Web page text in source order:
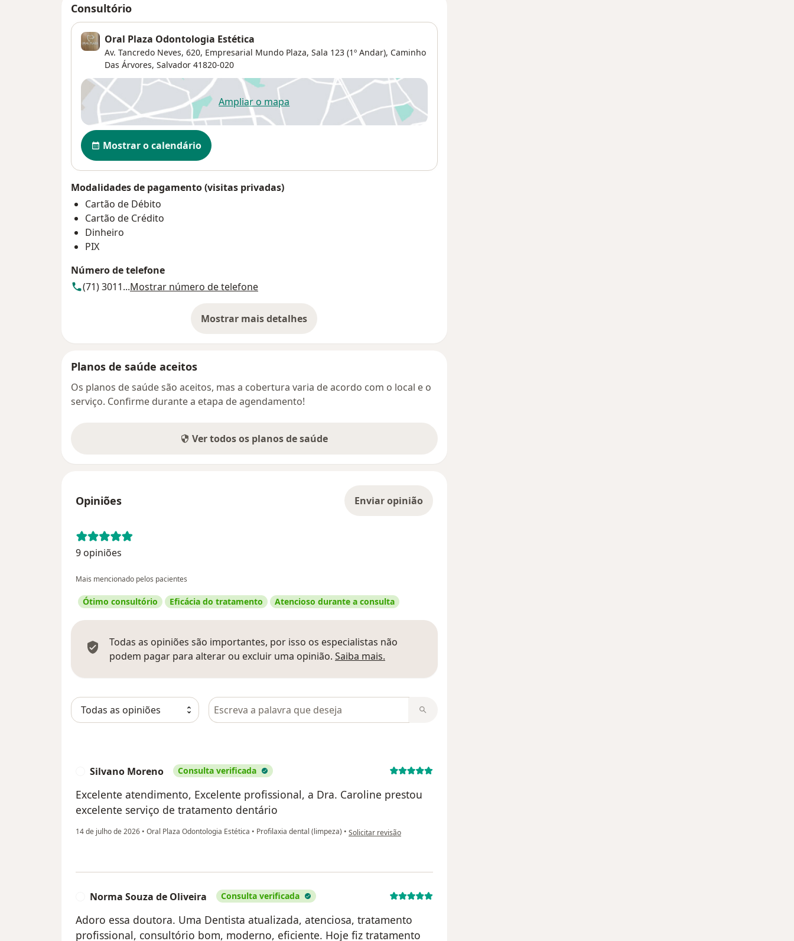
Consultório
Oral Plaza Odontologia Estética
Av. Tancredo Neves, 620, Empresarial Mundo Plaza, Sala 123 (1º Andar), Caminho
Das Árvores, Salvador 41820-020
Ampliar o mapaabre num novo separador
Disponibilidade
Mostrar o calendário
Modalidades de pagamento (visitas privadas)
Cartão de Débito
Cartão de Crédito
Dinheiro
PIX
Número de telefone
(71) 3011...Mostrar número de telefone
Mostrar mais detalhes
sobre o endereço
Planos de saúde aceitos
Os planos de saúde são aceitos, mas a cobertura varia de acordo com o local e o
serviço. Confirme durante a etapa de agendamento!
Ver todos os planos de saúde
Opiniões Enviar opinião
9 opiniões
Mais mencionado pelos pacientes
Ótimo consultório Eficácia do tratamento Atencioso durante a consulta
Todas as opiniões são importantes, por isso os especialistas não
podem pagar para alterar ou excluir uma opinião. Saiba mais.
Pesquisar em opiniões
Silvano Moreno Consulta verificada
Excelente atendimento, Excelente profissional, a Dra. Caroline prestou
excelente serviço de tratamento dentário
14 de julho de 2026 • Oral Plaza Odontologia Estética • Profilaxia dental (limpeza) • na opinião do utilizador Silvano Moreno
Solicitar revisão
Norma Souza de Oliveira Consulta verificada
Adoro essa doutora. Uma Dentista atualizada, atenciosa, tratamento
profissional, consultório bom, moderno, eficiente. Hoje fiz tratamento